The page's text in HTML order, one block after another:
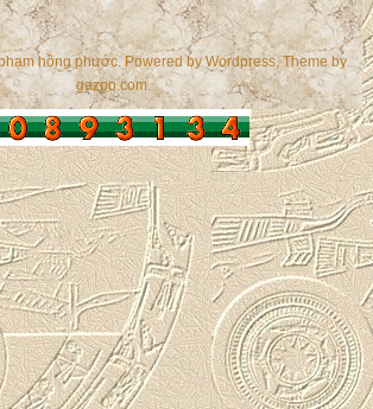
hồng phước. Powered byWordpress, Theme by
gazpo.com.